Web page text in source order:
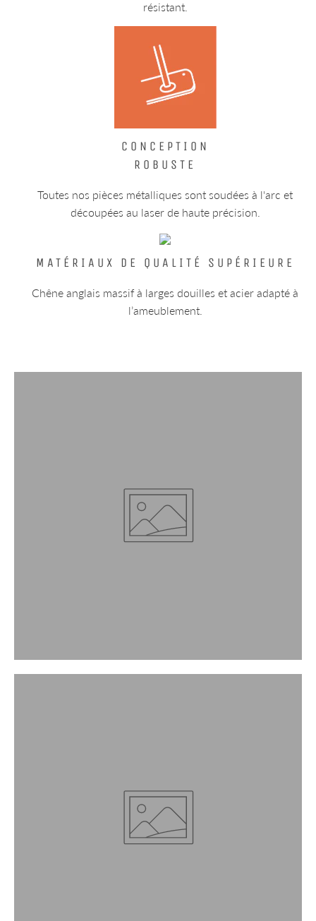
résistant.
CONCEPTION
ROBUSTE
Toutes nos pièces métalliques sont soudées à l'arc et
découpées au laser de haute précision.
MATÉRIAUX DE QUALITÉ SUPÉRIEURE
Chêne anglais massif à larges douilles et acier adapté à
l’ameublement.